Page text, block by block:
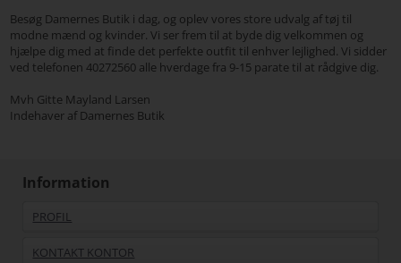
Besøg Damernes Butik i dag, og oplev vores store udvalg af tøj til
modne mænd og kvinder. Vi ser frem til at byde dig velkommen og
hjælpe dig med at finde det perfekte outfit til enhver lejlighed. Vi sidder
ved telefonen 40272560 alle hverdage fra 9-15 parate til at rådgive dig.
Mvh Gitte Mayland Larsen
Indehaver af Damernes Butik
Information
PROFIL
KONTAKT KONTOR